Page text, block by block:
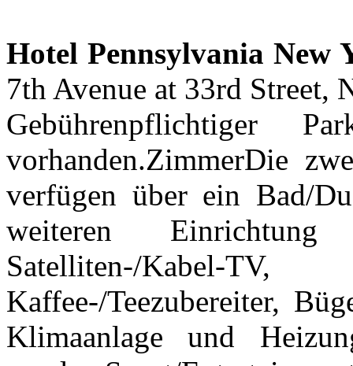
Hotel Pennsylvania New
7th Avenue at 33rd Street,
Gebührenpflichtiger
vorhanden.ZimmerDie
verfügen über ein Bad/
weiteren Einrichtung
Satelliten-/Kabel-
Kaffee-/Teezubereiter,
Klimaanlage und